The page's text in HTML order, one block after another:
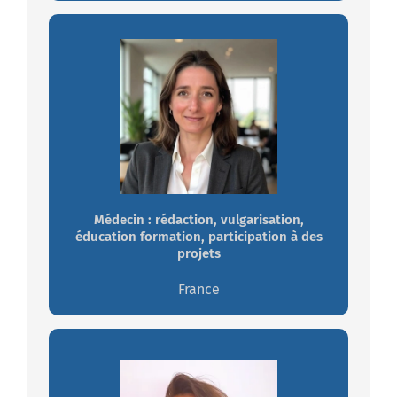
Médecin : rédaction, vulgarisation,
éducation formation, participation à des
projets
France
Marion DAMBREVILLE
Autonome, polyvalente, déterminée,
empathique, rigueur scientifique, travail
en équipe
Travaillez avec Marion